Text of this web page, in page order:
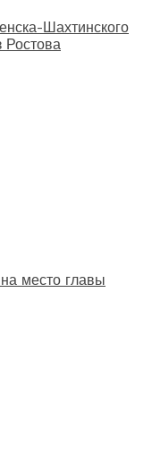
Шахтинского
Ростова
место главы